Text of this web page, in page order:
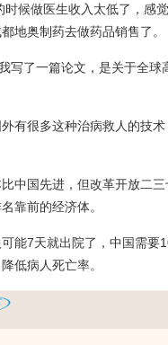
候做医生收入太低了，感
地奥制药去做药品销售了。
了一篇论文，是关于全球
有很多这种治病救人的技
中国先进，但改革开放二
靠前的经济体。
能7天就出院了，中国需要
低病人死亡率。